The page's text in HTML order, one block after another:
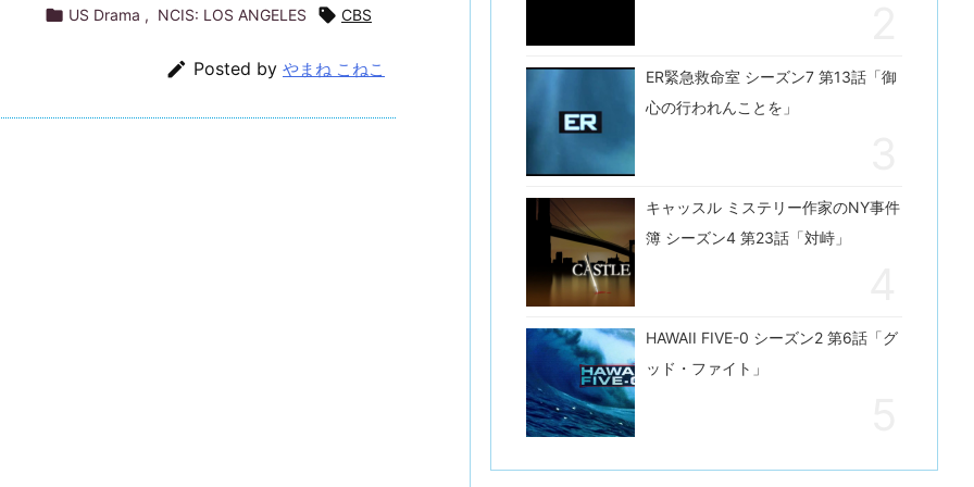
 US Drama , NCIS: LOS ANGELES  CBS
 Posted by やまね こねこ
ER緊急救命室 シーズン7 第13話「御
心の行われんことを」
キャッスル ミステリー作家のNY事件
簿 シーズン4 第23話「対峙」
HAWAII FIVE-0 シーズン2 第6話「グ
ッド・ファイト」